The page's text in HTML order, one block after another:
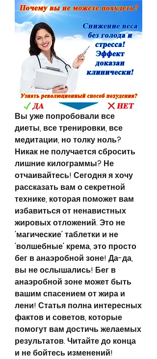
Вы уже попробовали все
диеты, все тренировки, все
медитации, но толку ноль?
Никак не получается сбросить
лишние килограммы? Не
отчаивайтесь! Сегодня я хочу
рассказать вам о секретной
технике, которая поможет вам
избавиться от ненавистных
жировых отложений. Это не
'магические' таблетки и не
'волшебные' крема, это просто
бег в анаэробной зоне! Да-да,
вы не ослышались! Бег в
анаэробной зоне может быть
вашим спасением от жира и
лени! Статья полна интересных
фактов и советов, которые
помогут вам достичь желаемых
результатов. Читайте до конца
и не бойтесь изменений!